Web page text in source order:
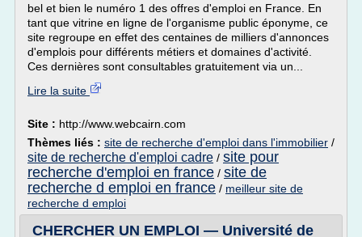
bel et bien le numéro 1 des offres d'emploi en France. En
tant que vitrine en ligne de l'organisme public éponyme, ce
site regroupe en effet des centaines de milliers d'annonces
d'emplois pour différents métiers et domaines d'activité.
Ces dernières sont consultables gratuitement via un...
Lire la suite
Site : http://www.webcairn.com
Thèmes liés : site de recherche d'emploi dans l'immobilier /
site de recherche d'emploi cadre / site pour
recherche d'emploi en france / site de
recherche d emploi en france / meilleur site de
recherche d emploi
CHERCHER UN EMPLOI — Université de